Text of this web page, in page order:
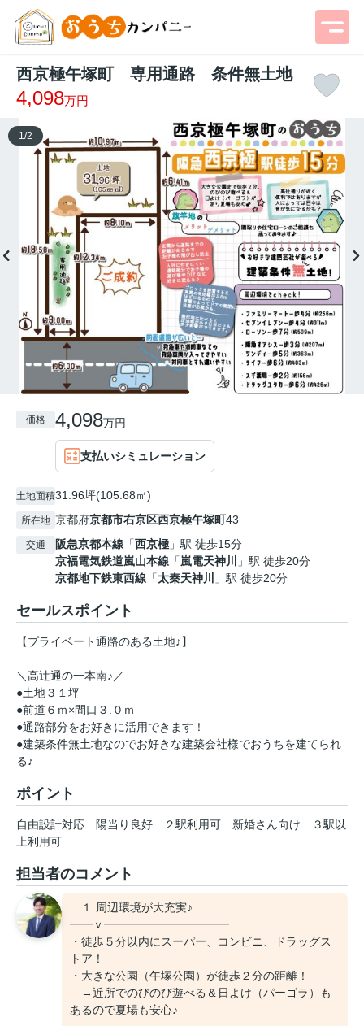
西京極午塚町 専用通路 条件無土地
4,098万円
1 /2
価格 4,098万円
支払いシミュレーション
土地面積31.96坪(105.68㎡)
所在地 京都府京都市右京区西京極午塚町43
交通 阪急京都本線 「西京極 」駅 徒歩15分
京福電気鉄道嵐山本線 「嵐電天神川
」駅 徒歩20分
京都地下鉄東西線 「太秦天神川 」駅 徒歩20分
セールスポイント
【プライベート通路のある土地♪】
＼高辻通の一本南♪／
●土地３１坪
●前道６ｍ×間口３.０ｍ
●通路部分をお好きに活用できます！
●建築条件無土地なのでお好きな建築会社様でおうちを建てられ
る♪
ポイント
自由設計対応 陽当り良好 ２駅利用可 新婚さん向け
３駅以
上利用可
担当者のコメント
１.周辺環境が大充実♪
━━ｖ━━━━━━━━━━━
・徒歩５分以内にスーパー、コンビニ、ドラッグス
トア！
・大きな公園（午塚公園）が徒歩２分の距離！
→近所でのびのび遊べる＆日よけ（パーゴラ）も
あるので夏場も安心♪